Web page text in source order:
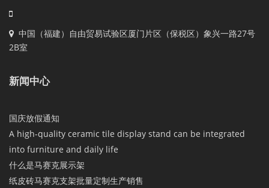
中国（福建）自由贸易试验区厦门片区（保税区）象兴一路27号
2B室
新闻中心
国庆放假通知
A high-quality ceramic tile display stand can be integrated
into furniture and daily life
什么是马赛克展示架
纸皮砖马赛克支架批量定制生产销售